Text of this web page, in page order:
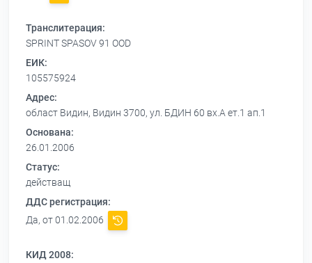
Транслитерация:
SPRINT SPASOV 91 OOD
ЕИК:
105575924
Адрес:
област Видин, Видин 3700, ул. БДИН 60 вх.А ет.1 ап.1
Основана:
26.01.2006
Статус:
действащ
ДДС регистрация:
Да, от 01.02.2006
КИД 2008: